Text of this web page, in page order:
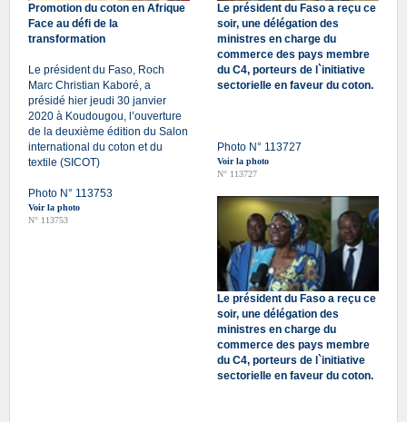
Promotion du coton en Afrique
Face au défi de la
transformation
Le président du Faso, Roch
Marc Christian Kaboré, a
présidé hier jeudi 30 janvier
2020 à Koudougou, l’ouverture
de la deuxième édition du Salon
international du coton et du
textile (SICOT)
Photo N° 113753
Voir la photo
N° 113753
Le président du Faso a reçu ce
soir, une délégation des
ministres en charge du
commerce des pays membre
du C4, porteurs de l`initiative
sectorielle en faveur du coton.
Photo N° 113727
Voir la photo
N° 113727
Le président du Faso a reçu ce
soir, une délégation des
ministres en charge du
commerce des pays membre
du C4, porteurs de l`initiative
sectorielle en faveur du coton.